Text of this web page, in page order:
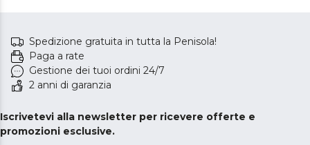
Spedizione gratuita in tutta la Penisola!
Paga a rate
Gestione dei tuoi ordini 24/7
2 anni di garanzia
Iscrivetevi alla newsletter per ricevere offerte e
promozioni esclusive.